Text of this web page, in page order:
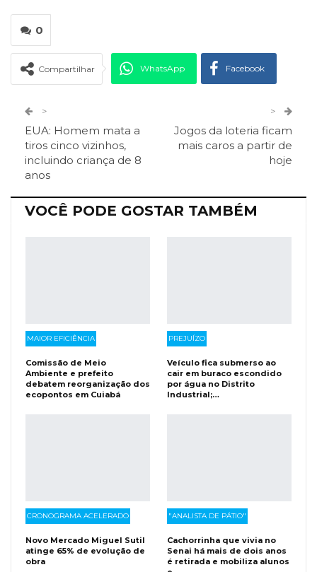
0
Compartilhar WhatsApp Facebook
Facebook Messenger
>
EUA: Homem mata a
tiros cinco vizinhos,
incluindo criança de 8
anos
>
Jogos da loteria ficam
mais caros a partir de
hoje
VOCÊ PODE GOSTAR TAMBÉM
MAIOR EFICIÊNCIA
Comissão de Meio
Ambiente e prefeito
debatem reorganização dos
ecopontos em Cuiabá
PREJUÍZO
Veículo fica submerso ao
cair em buraco escondido
por água no Distrito
Industrial;…
CRONOGRAMA ACELERADO
Novo Mercado Miguel Sutil
atinge 65% de evolução de
obra
"ANALISTA DE PÁTIO"
Cachorrinha que vivia no
Senai há mais de dois anos
é retirada e mobiliza alunos